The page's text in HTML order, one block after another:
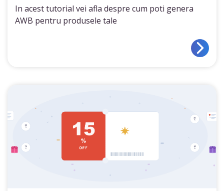
In acest tutorial vei afla despre cum poti genera
AWB pentru produsele tale